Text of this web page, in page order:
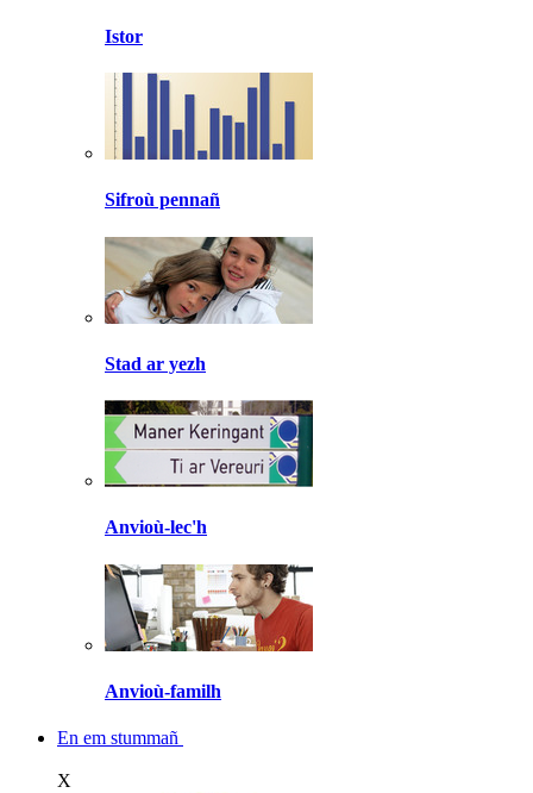
Istor
Sifroù pennañ
Stad ar yezh
Anvioù-lec'h
Anvioù-familh
En em stummañ
X